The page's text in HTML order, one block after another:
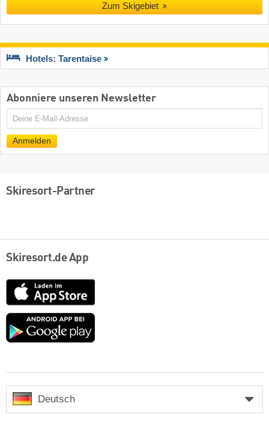
Zum Skigebiet
Hotels: Tarentaise
Abonniere unseren Newsletter
E-
Anmelden
Skiresort-Partner
Skiresort.de App
App
Store
Google
Deutsch